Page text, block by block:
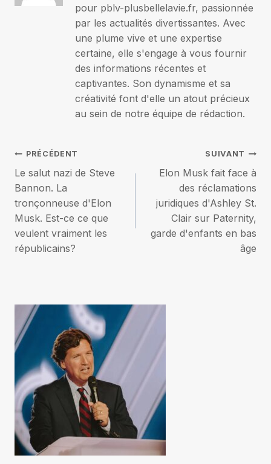
pour pblv-plusbellelavie.fr, passionnée
par les actualités divertissantes. Avec
une plume vive et une expertise
certaine, elle s'engage à vous fournir
des informations récentes et
captivantes. Son dynamisme et sa
créativité font d'elle un atout précieux
au sein de notre équipe de rédaction.
Navigation
de
l’article
PRÉCÉDENT
Le salut nazi de Steve
Bannon. La
tronçonneuse d'Elon
Musk. Est-ce ce que
veulent vraiment les
républicains?
SUIVANT
Elon Musk fait face à
des réclamations
juridiques d'Ashley St.
Clair sur Paternity,
garde d'enfants en bas
âge